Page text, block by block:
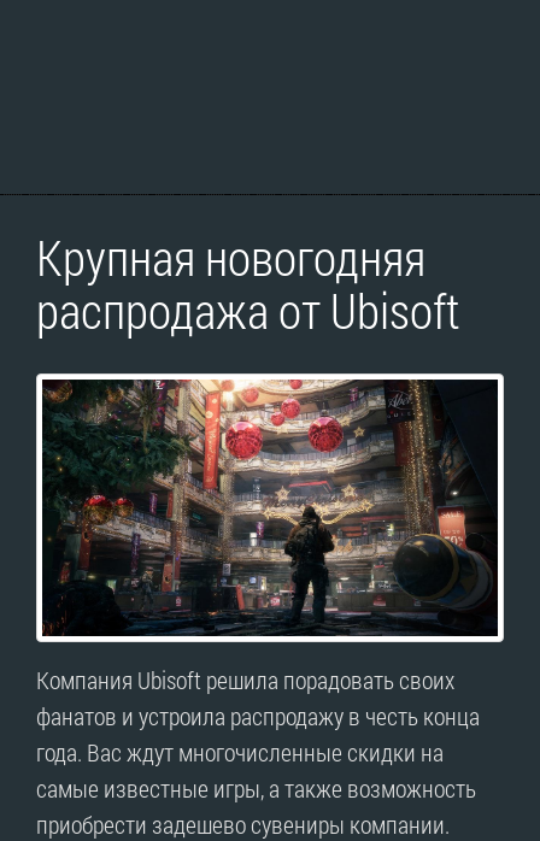
Крупная новогодняя
распродажа от Ubisoft
Компания Ubisoft решила порадовать своих
фанатов и устроила распродажу в честь конца
года. Вас ждут многочисленные скидки на
самые известные игры, а также возможность
приобрести задешево сувениры компании.